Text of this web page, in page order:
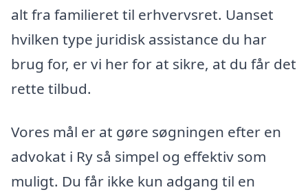
alt fra familieret til erhvervsret. Uanset
hvilken type juridisk assistance du har
brug for, er vi her for at sikre, at du får det
rette tilbud.
Vores mål er at gøre søgningen efter en
advokat i Ry så simpel og effektiv som
muligt. Du får ikke kun adgang til en